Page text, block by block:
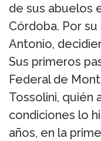
de sus abuelos
Córdoba. Por
Antonio,
Sus primeros
Federal de
Tossolini, quién
condiciones lo
años, en la